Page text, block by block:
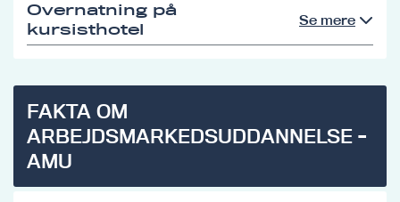
Overnatning på
kursisthotel
Se mere
FAKTA OM
ARBEJDSMARKEDSUDDANNELSE -
AMU